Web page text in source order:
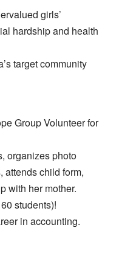
girls’
hardship and health
target community
Group Volunteer for
organizes photo
attends child form,
with her mother.
students)!
in accounting.